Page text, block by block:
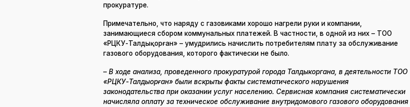
прокуратуре.
Примечательно, что наряду с газовиками хорошо нагрели руки и компании,
занимающиеся сбором коммунальных платежей. В частности, в одной из них – ТОО
«РЦКУ-Талдықорған» – умудрились начислить потребителям плату за обслуживание
газового оборудования, которого фактически не было.
– В ходе анализа, проведенного прокуратурой города Талдыкоргана, в деятельности ТОО
«РЦКУ-Талдықорған» были вскрыты факты систематического нарушения
законодательства при оказании услуг населению. Сервисная компания систематически
начисляла оплату за техническое обслуживание внутридомового газового оборудования